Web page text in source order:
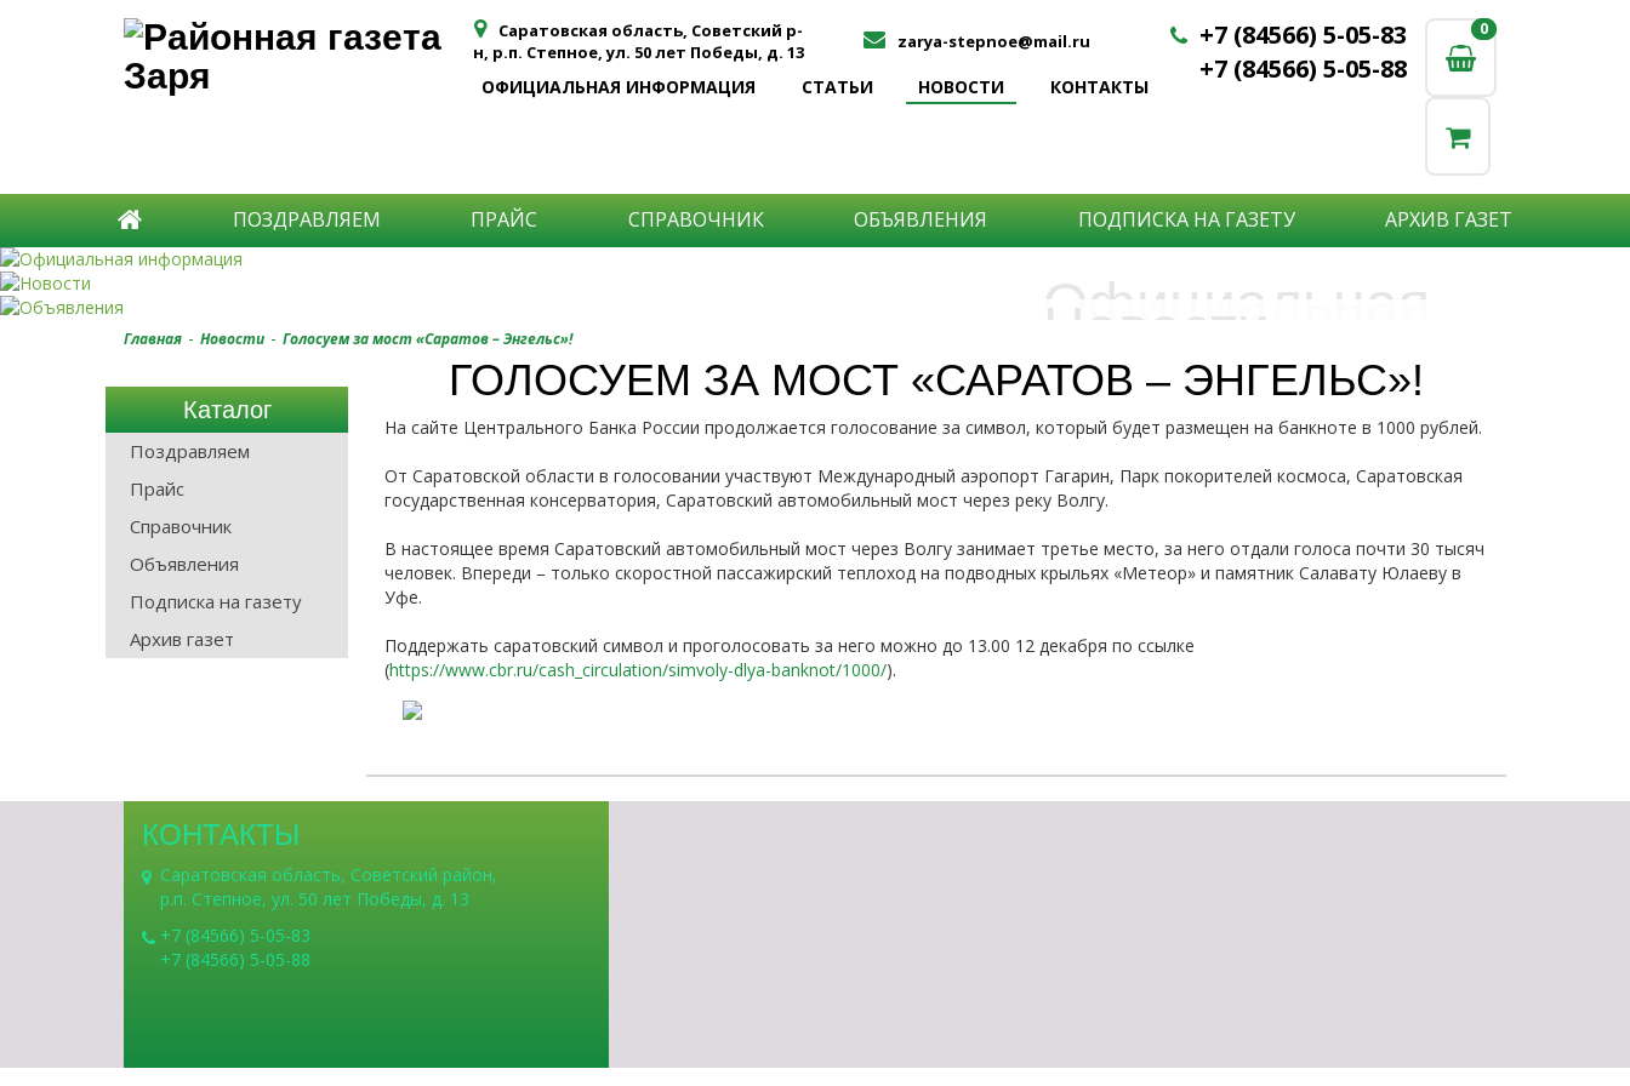
Саратовская область, Советский р-
н, р.п. Степное, ул. 50 лет Победы, д. 13
zarya-stepnoe@mail.ru
ОФИЦИАЛЬНАЯ ИНФОРМАЦИЯ СТАТЬИ НОВОСТИ КОНТАКТЫ
+7 (84566) 5-05-83
+7 (84566) 5-05-88
0
0
ПОЗДРАВЛЯЕМ ПРАЙС СПРАВОЧНИК ОБЪЯВЛЕНИЯ ПОДПИСКА НА ГАЗЕТУ АРХИВ ГАЗЕТ
Официальная
информация
Новости
-происшествия,
-спорта,
-мира науки,
-медицины,
-общества
Объявления
Хотите что бы о Вас узнали?
негосударственных организаций?
Просто закажите объявление.
Подробнее
Главная - Новости - Голосуем за мост «Саратов – Энгельс»!
Каталог
Поздравляем
Прайс
Справочник
Объявления
Подписка на газету
Архив газет
ГОЛОСУЕМ ЗА МОСТ «САРАТОВ – ЭНГЕЛЬС»!
На сайте Центрального Банка России продолжается голосование за символ, который будет размещен на банкноте в 1000 рублей.
От Саратовской области в голосовании участвуют Международный аэропорт Гагарин, Парк покорителей космоса, Саратовская
государственная консерватория, Саратовский автомобильный мост через реку Волгу.
В настоящее время Саратовский автомобильный мост через Волгу занимает третье место, за него отдали голоса почти 30 тысяч
человек. Впереди – только скоростной пассажирский теплоход на подводных крыльях «Метеор» и памятник Салавату Юлаеву в
Уфе.
Поддержать саратовский символ и проголосовать за него можно до 13.00 12 декабря по ссылке
(https://www.cbr.ru/cash_circulation/simvoly-dlya-banknot/1000/).
КОНТАКТЫ
Саратовская область, Советский район,
р.п. Степное, ул. 50 лет Победы, д. 13
+7 (84566) 5-05-83
+7 (84566) 5-05-88